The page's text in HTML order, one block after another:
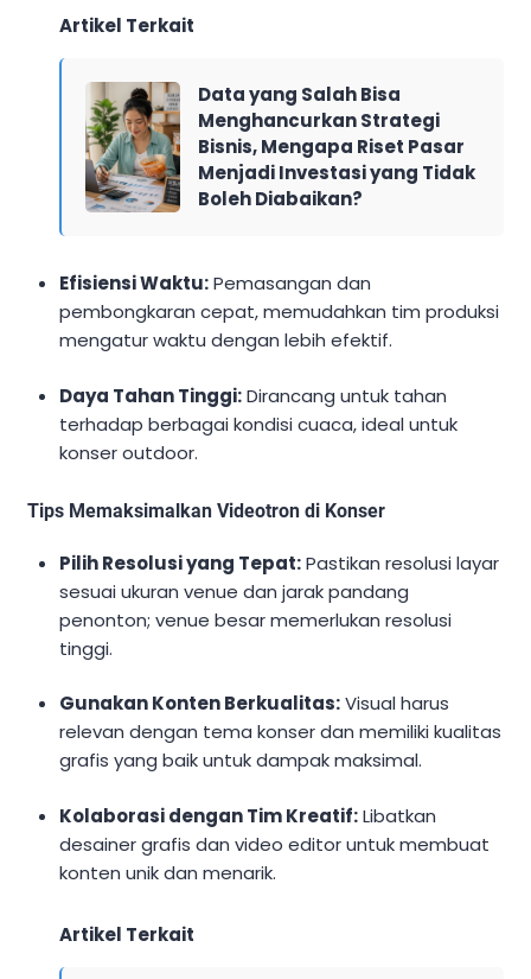
Artikel Terkait
Data yang Salah Bisa
Menghancurkan Strategi
Bisnis, Mengapa Riset Pasar
Menjadi Investasi yang Tidak
Boleh Diabaikan?
Efisiensi Waktu:Pemasangan dan
pembongkaran cepat, memudahkan tim produksi
mengatur waktu dengan lebih efektif.
Daya Tahan Tinggi:Dirancang untuk tahan
terhadap berbagai kondisi cuaca, ideal untuk
konser outdoor.
Tips Memaksimalkan Videotron di Konser
Pilih Resolusi yang Tepat:Pastikan resolusi layar
sesuai ukuran venue dan jarak pandang
penonton; venue besar memerlukan resolusi
tinggi.
Gunakan Konten Berkualitas:Visual harus
relevan dengan tema konser dan memiliki kualitas
grafis yang baik untuk dampak maksimal.
Kolaborasi dengan Tim Kreatif:Libatkan
desainer grafis dan video editor untuk membuat
konten unik dan menarik.
Artikel Terkait